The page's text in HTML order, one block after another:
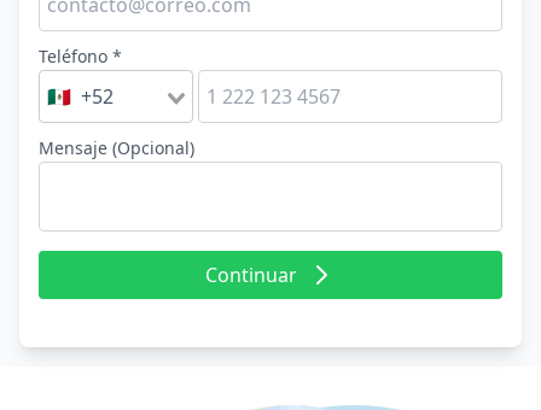
Teléfono *
🇲🇽 +52
Mensaje (Opcional)
Continuar